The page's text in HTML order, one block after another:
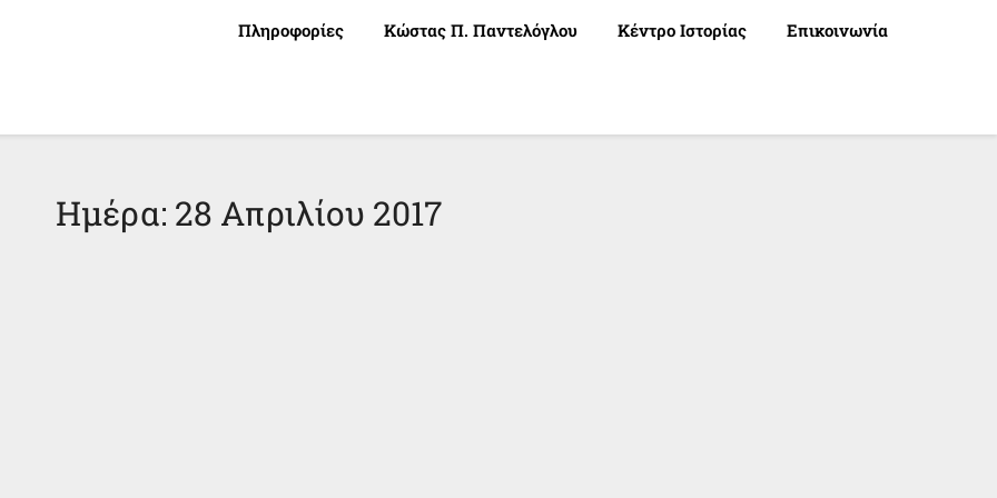
Πληροφορίες Κώστας Π. Παντελόγλου Κέντρο Ιστορίας Επικοινωνία
Ημέρα: 28 Απριλίου 2017